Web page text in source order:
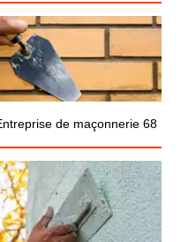
de maçonnerie 68